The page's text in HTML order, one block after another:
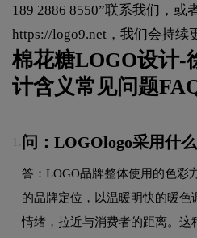
189 2886 8550”联系我们，或
https://logo9.net ，我们会持续
棉花糖LOGO设计-
计含义常见问题
问：LOGOlogo采用什
答：LOGO品牌整体使用的色彩
的品牌定位，以温暖明快的暖
情绪，拉近与消费者的距离。这